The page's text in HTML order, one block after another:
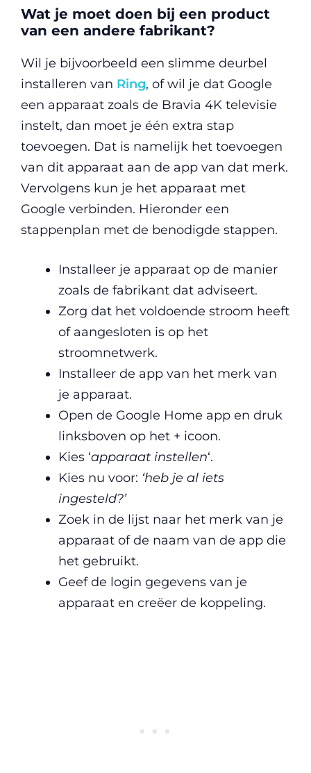
Wat je moet doen bij een product
van een andere fabrikant?
Wil je bijvoorbeeld een slimme deurbel
installeren van Ring, of wil je dat Google
een apparaat zoals de Bravia 4K televisie
instelt, dan moet je één extra stap
toevoegen. Dat is namelijk het toevoegen
van dit apparaat aan de app van dat merk.
Vervolgens kun je het apparaat met
Google verbinden. Hieronder een
stappenplan met de benodigde stappen.
Installeer je apparaat op de manier
zoals de fabrikant dat adviseert.
Zorg dat het voldoende stroom heeft
of aangesloten is op het
stroomnetwerk.
Installeer de app van het merk van
je apparaat.
Open de Google Home app en druk
linksboven op het + icoon.
Kies ‘apparaat instellen‘.
Kies nu voor: ‘heb je al iets
ingesteld?’
Zoek in de lijst naar het merk van je
apparaat of de naam van de app die
het gebruikt.
Geef de login gegevens van je
apparaat en creëer de koppeling.